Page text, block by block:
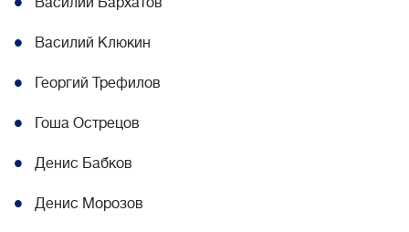
Василий Клюкин
Георгий Трефилов
Гоша Острецов
Денис Бабков
Денис Морозов